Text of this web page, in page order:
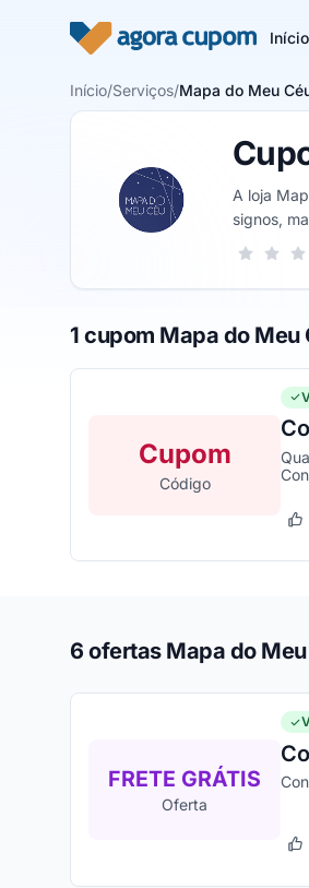
Início
Início/Serviços/Mapa do Meu
A loja
signos,
Sua nota
3
2
1 estrela
1 cupom Mapa do Meu
Cupom
Código
6 ofertas Mapa do
FRETE GRÁTIS
Oferta